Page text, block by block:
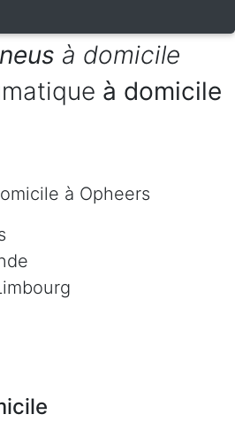
à domicile
à domicile
à Opheers